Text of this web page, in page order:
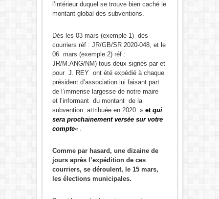
l’intérieur duquel se trouve bien caché le
montant global des subventions.
Dès les 03 mars (exemple 1) des
courriers réf : JR/GB/SR 2020-048, et le
06 mars (exemple 2) réf :
JR/M.ANG/NM) tous deux signés par et
pour J. REY ont été expédié à chaque
président d’association lui faisant part
de l’immense largesse de notre maire
et l’informant du montant de la
subvention attribuée en 2020 » et qui
sera prochainement versée sur votre
compte« .
Comme par hasard, une dizaine de
jours après l’expédition de ces
courriers, se déroulent, le 15 mars,
les élections municipales.